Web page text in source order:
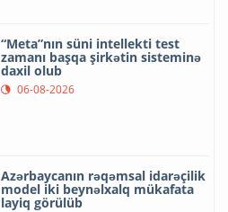
“Meta”nın süni intellekti test
zamanı başqa şirkətin sisteminə
daxil olub
06-08-2026
Azərbaycanın rəqəmsal idarəçilik
model iki beynəlxalq mükafata
layiq görülüb